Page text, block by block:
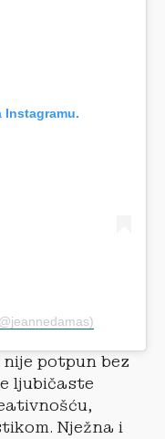
Instagramu.
potpun bez
ljubičaste
Nježna i